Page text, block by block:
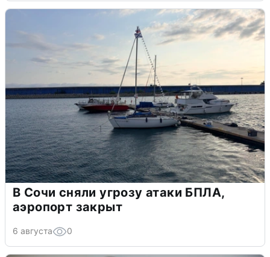
В Сочи сняли угрозу атаки БПЛА,
аэропорт закрыт
6 августа 0